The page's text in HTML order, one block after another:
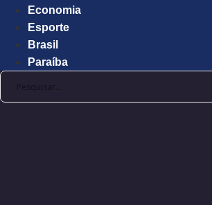
Economia
Esporte
Brasil
Paraíba